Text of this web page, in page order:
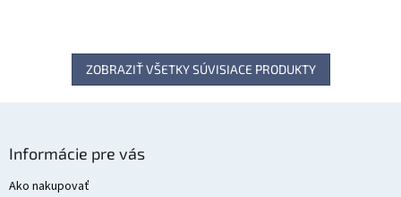
ZOBRAZIŤ VŠETKY SÚVISIACE PRODUKTY
Informácie pre vás
Ako nakupovať